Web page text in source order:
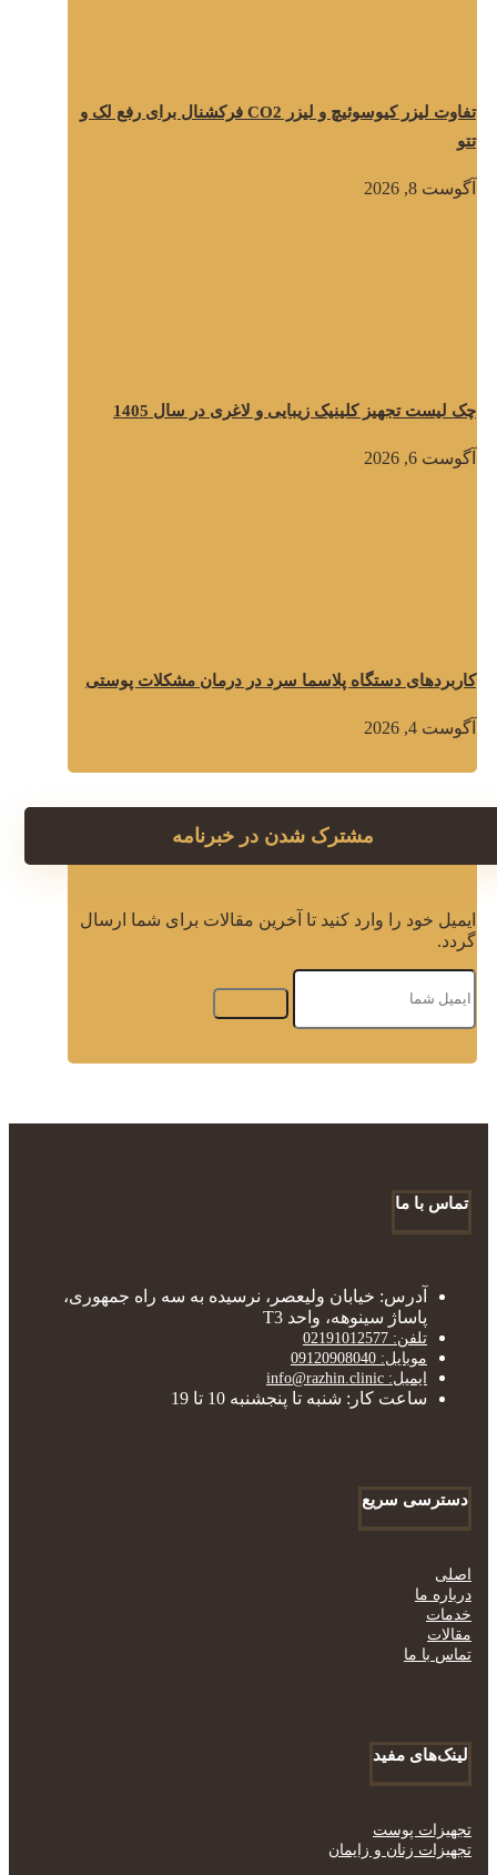
تفاوت لیزر کیوسوئیچ و لیزر CO2 فرکشنال برای رفع لک و
تتو
آگوست 8, 2026
چک لیست تجهیز کلینیک زیبایی و لاغری در سال 1405
آگوست 6, 2026
کاربردهای دستگاه پلاسما سرد در درمان مشکلات پوستی
آگوست 4, 2026
مشترک شدن در خبرنامه
ایمیل خود را وارد کنید تا آخرین مقالات برای شما ارسال
گردد.
تماس با ما
آدرس: خیابان ولیعصر، نرسیده به سه راه جمهوری،
پاساژ سینوهه، واحد T3
تلفن: 02191012577
موبایل: 09120908040
ایمیل: info@razhin.clinic
ساعت کار: شنبه تا پنجشنبه 10 تا 19
دسترسی سریع
اصلی
درباره ما
خدمات
مقالات
تماس با ما
لینک‌های مفید
تجهیزات پوست
تجهیزات زنان و زایمان